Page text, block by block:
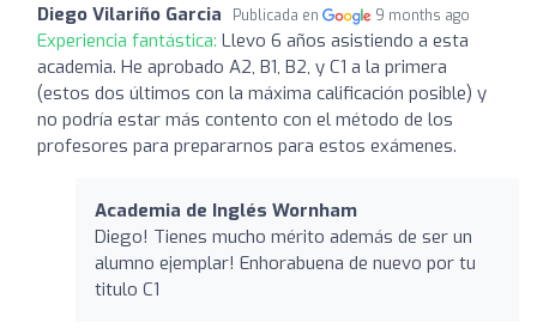
Diego Vilariño Garcia Publicada en 9 months ago
Experiencia fantástica: Llevo 6 años asistiendo a esta
academia. He aprobado A2, B1, B2, y C1 a la primera
(estos dos últimos con la máxima calificación posible) y
no podría estar más contento con el método de los
profesores para prepararnos para estos exámenes.
Academia de Inglés Wornham
Diego! Tienes mucho mérito además de ser un
alumno ejemplar! Enhorabuena de nuevo por tu
titulo C1